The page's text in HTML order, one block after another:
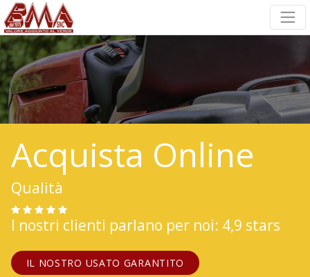
Acquista Online
Qualità
I nostri clienti parlano per noi: 4,9 stars
IL NOSTRO USATO GARANTITO